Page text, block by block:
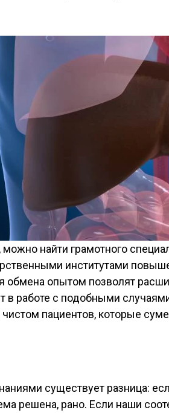
можно найти грамотного
институтами
обмена опытом позволят
работе с подобными
пациентов, которые
существует разница:
решена, рано. Если наши